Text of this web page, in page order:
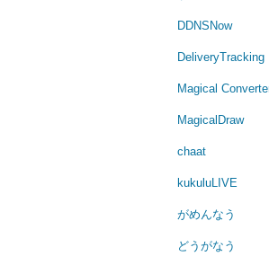
DDNSNow
DeliveryTracking
Magical
MagicalDraw
chaat
kukuluLIVE
がめんなう
どうがなう